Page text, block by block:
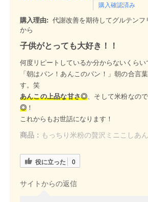
購入確認済み
購入理由: 代謝改善を期待してグルテンフ
から
子供がとっても大好き！！
何度リピートしているか分からないくらい
「朝はパン！あんこのパン！」朝の合言
す。笑
あんこの上品な甘さ◎、そして米粉なの
◎！
これからもお世話になります！
商品： もっちり米粉の贅沢ミニこしあ
役に立った 0
サイトからの返信